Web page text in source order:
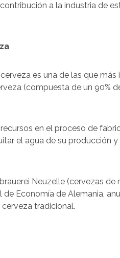
a la industria de
es una de las que
(compuesta de un 90%
en el proceso de
el agua de su producción
Neuzelle (cervezas
Economía de Alemania,
tradicional.